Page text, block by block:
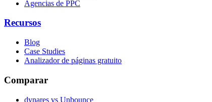
Agencias de PPC
Recursos
Blog
Case Studies
Analizador de páginas gratuito
Comparar
dynares vs Unbounce